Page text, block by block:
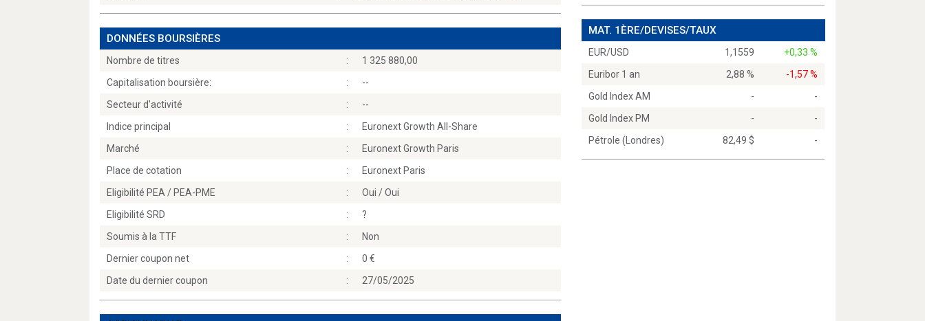
DONNÉES BOURSIÈRES
Nombre de titres :
1 325 880,00
Capitalisation boursière:
:
--
Secteur d'activité
:
--
Indice principal
:
Euronext Growth All-Share
Marché
:
Euronext Growth Paris
Place de cotation
:
Euronext Paris
Eligibilité PEA / PEA-PME
:
Oui / Oui
Eligibilité SRD
:
?
Soumis à la TTF
:
Non
Dernier coupon net
:
0
Date du dernier coupon
: 27/05/2025
MAT. 1ÈRE/DEVISES/TAUX
EUR/USD 1,1559
+0,33 %
Euribor 1 an
2,88 %
-1,57 %
Gold Index AM
-
-
Gold Index PM
-
-
Pétrole (Londres)
82,49 $ -